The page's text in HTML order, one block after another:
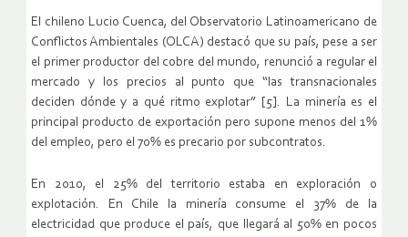
El chileno Lucio Cuenca, del Observatorio Latinoamericano de
Conflictos Ambientales (OLCA) destacó que su país, pese a ser
el primer productor del cobre del mundo, renunció a regular el
mercado y los precios al punto que “las transnacionales
deciden dónde y a qué ritmo explotar” [5]. La minería es el
principal producto de exportación pero supone menos del 1%
del empleo, pero el 70% es precario por subcontratos.
En 2010, el 25% del territorio estaba en exploración o
explotación. En Chile la minería consume el 37% de la
electricidad que produce el país, que llegará al 50% en pocos